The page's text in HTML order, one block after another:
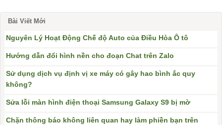
Bài Viết Mới
Nguyên Lý Hoạt Động Chế độ Auto của Điều Hòa Ô tô
Hướng dẫn đổi hình nền cho đoạn Chat trên Zalo
Sử dụng dịch vụ định vị xe máy có gây hao bình ắc quy
không?
Sửa lỗi màn hình điện thoại Samsung Galaxy S9 bị mờ
Chặn thông báo không liên quan hay làm phiền bạn trên